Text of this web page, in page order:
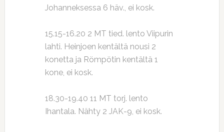
Johanneksessa 6 häv., ei kosk.
15.15-16.20 2 MT tied. lento Viipurin
lahti. Heinjoen kentältä nousi 2
konetta ja Römpötin kentältä 1
kone, ei kosk.
18.30-19.40 11 MT torj. lento
Ihantala. Nähty 2 JAK-9, ei kosk.